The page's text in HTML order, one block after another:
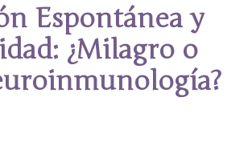
Espontánea y
¿Milagro o